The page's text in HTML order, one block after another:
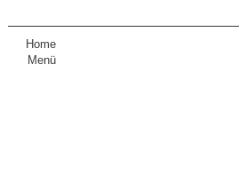
Home
Menü